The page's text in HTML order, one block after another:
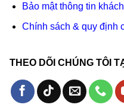
Bảo mật thông tin
Chính sách & quy định
THEO DÕI CHÚNG TÔI